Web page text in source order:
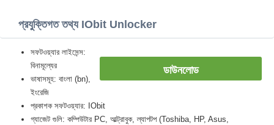
প্রযুক্তিগত তথ্য IObit Unlocker
ডাউনলোড
সফটওয়্যার লাইসেন্স:
বিনামূল্যের
ভাষাসমূহ: বাংলা (bn),
ইংরেজি
প্রকাশক সফটওয়্যার: IObit
গ্যাজেট গুলি: কম্পিউটার PC, আল্ট্রাবুক, ল্যাপটপ (Toshiba, HP, Asus,